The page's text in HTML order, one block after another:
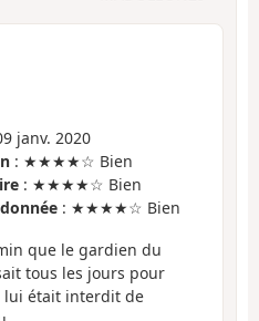
janv. 2020
: ★★★★☆ Bien
: ★★★★☆ Bien
: ★★★★☆ Bien
que le gardien du
tous les jours pour
lui était interdit de